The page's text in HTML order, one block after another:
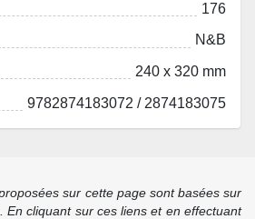
176
N&B
240 x 320 mm
9782874183072 / 2874183075
sur cette page sont basées sur
En cliquant sur ces liens et en effectuant